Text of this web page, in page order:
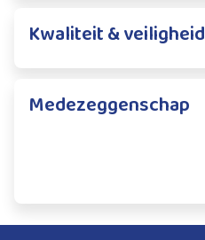
Kwaliteit & veiligheid
Medezeggenschap